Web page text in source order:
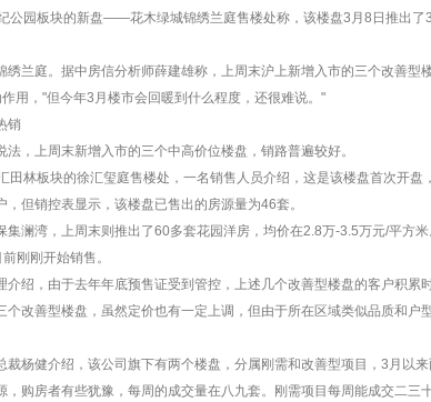
公园板块的新盘——花木绿城锦绣兰庭售楼处称，该楼盘3月8日推出
绣兰庭。据中房信分析师薛建雄称，上周末沪上新增入市的三个改善
用，"但今年3月楼市会回暖到什么程度，还很难说。"
销
法，上周末新增入市的三个中高价位楼盘，销路普遍较好。
田林板块的徐汇玺庭售楼处，一名销售人员介绍，这是该楼盘首次开
，但销控表显示，该楼盘已售出的房源量为46套。
集澜湾，上周末则推出了60多套花园洋房，均价在2.8万-3.5万元/平方
刚刚开始销售。
介绍，由于去年年底预售证受到管控，上述几个改善型楼盘的客户积累
个改善型楼盘，虽然定价也有一定上调，但由于所在区域类似品质和户
裁杨健介绍，该公司旗下有两个楼盘，分属刚需和改善型项目，3月以
，购房者有些犹豫，每周的成交量在八九套。刚需项目每周能成交二